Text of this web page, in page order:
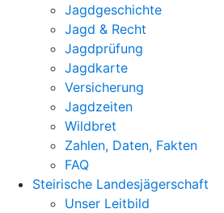
Jagdgeschichte
Jagd & Recht
Jagdprüfung
Jagdkarte
Versicherung
Jagdzeiten
Wildbret
Zahlen, Daten, Fakten
FAQ
Steirische Landesjägerschaft
Unser Leitbild